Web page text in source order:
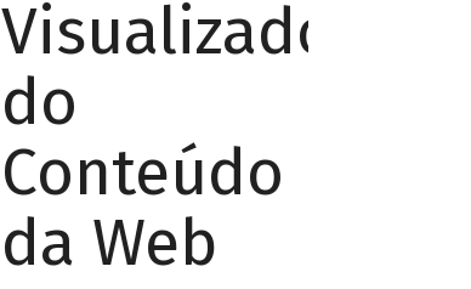
Visualizador
do
Conteúdo
da Web